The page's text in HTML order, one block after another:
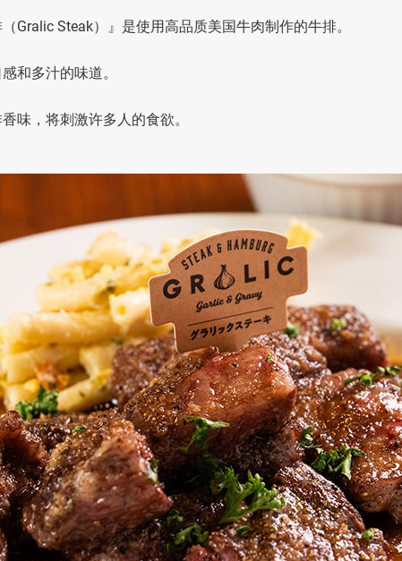
Gralic Steak）』是使用高品质美国牛肉制作的牛排。
和多汁的味道。
味，将刺激许多人的食欲。